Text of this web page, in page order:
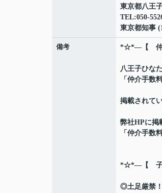
東京都八王
TEL:050-
東京都知事
備考 *☆*―【 仲
八王子ひな
「仲介手数
掲載されて
弊社HPに掲
「仲介手数
*☆*―【 子
◎土足厳禁